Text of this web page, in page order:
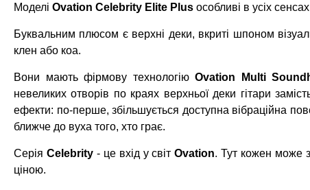
Моделі Ovation Celebrity Elite Plus особливі в усіх
Буквальним плюсом є верхні деки, вкриті шпоном
клен або коа.
Вони мають фірмову технологіюOvation Multi
невеликих отворів по краях верхньої деки гітари
ефекти: по-перше, збільшується доступна вібраційна
ближче до вуха того, хто грає.
Серія Celebrity - це вхід у світOvation. Тут кожен може
ціною.